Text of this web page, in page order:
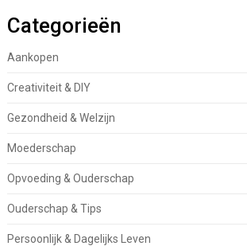
Categorieën
Aankopen
Creativiteit & DIY
Gezondheid & Welzijn
Moederschap
Opvoeding & Ouderschap
Ouderschap & Tips
Persoonlijk & Dagelijks Leven